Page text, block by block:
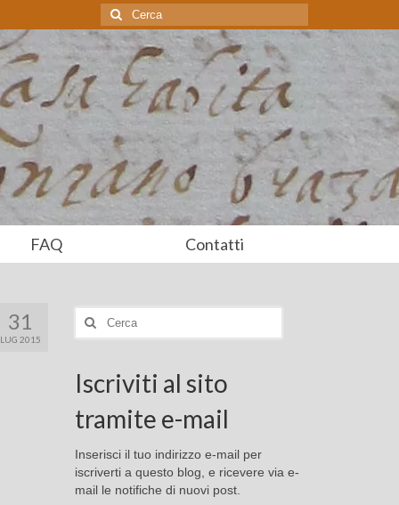
Cerca:
FAQ Contatti
31
LUG 2015
Cerca:
Iscriviti al sito
tramite e-mail
Inserisci il tuo indirizzo e-mail per
iscriverti a questo blog, e ricevere via e-
mail le notifiche di nuovi post.